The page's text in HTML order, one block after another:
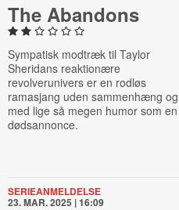
The Abandons
Sympatisk modtræk til Taylor
Sheridans reaktionære
revolverunivers er en rodløs
ramasjang uden sammenhæng og
med lige så megen humor som en
dødsannonce.
SERIEANMELDELSE
23. MAR. 2025 | 16:09